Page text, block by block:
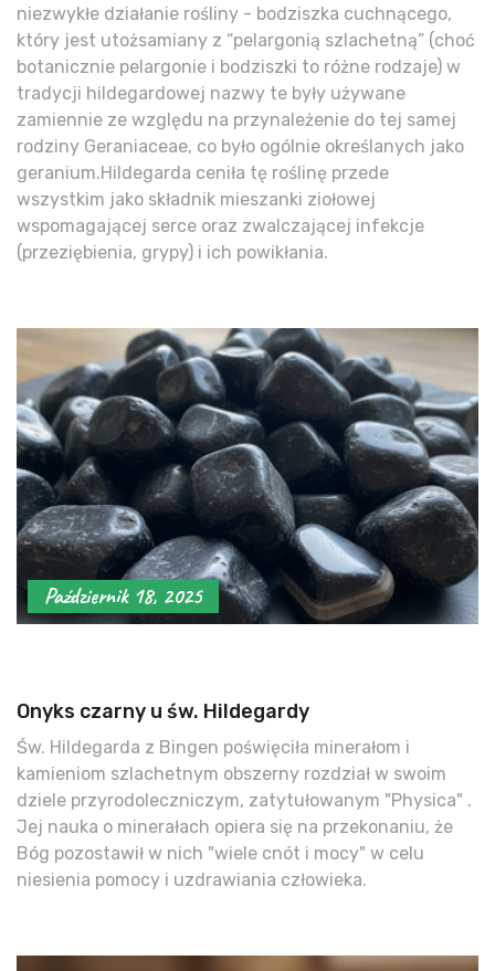
niezwykłe działanie rośliny - bodziszka cuchnącego,
który jest utożsamiany z “pelargonią szlachetną” (choć
botanicznie pelargonie i bodziszki to różne rodzaje) w
tradycji hildegardowej nazwy te były używane
zamiennie ze względu na przynależenie do tej samej
rodziny Geraniaceae, co było ogólnie określanych jako
geranium.Hildegarda ceniła tę roślinę przede
wszystkim jako składnik mieszanki ziołowej
wspomagającej serce oraz zwalczającej infekcje
(przeziębienia, grypy) i ich powikłania.
Październik 18, 2025
Onyks czarny u św. Hildegardy
Św. Hildegarda z Bingen poświęciła minerałom i
kamieniom szlachetnym obszerny rozdział w swoim
dziele przyrodoleczniczym, zatytułowanym "Physica" .
Jej nauka o minerałach opiera się na przekonaniu, że
Bóg pozostawił w nich "wiele cnót i mocy" w celu
niesienia pomocy i uzdrawiania człowieka.